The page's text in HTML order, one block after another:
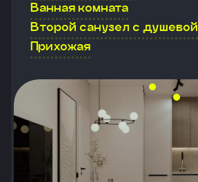
Ванная комната
Второй санузел с душевой
Прихожая